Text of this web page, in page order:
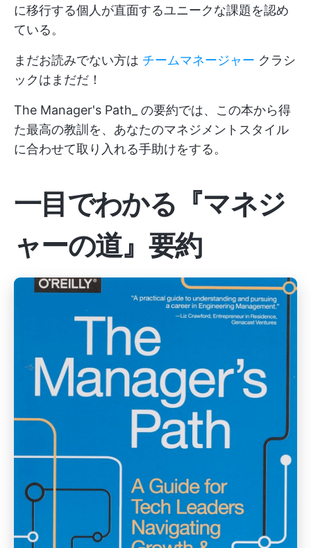
に移行する個人が直面するユニークな課題を認め
ている。
まだお読みでない方は チームマネージャー クラシ
ックはまだだ！
The Manager's Path_ の要約では、この本から得
た最高の教訓を、あなたのマネジメントスタイル
に合わせて取り入れる手助けをする。
一目でわかる『マネジ
ャーの道』要約